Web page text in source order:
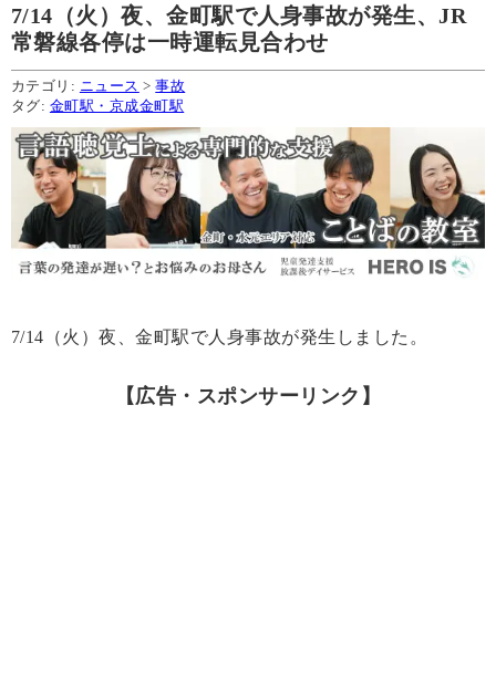
7/14（火）夜、金町駅で人身事故が発生、JR
常磐線各停は一時運転見合わせ
カテゴリ: ニュース >事故
タグ: 金町駅・京成金町駅
7/14（火）夜、金町駅で人身事故が発生しました。
【広告・スポンサーリンク】